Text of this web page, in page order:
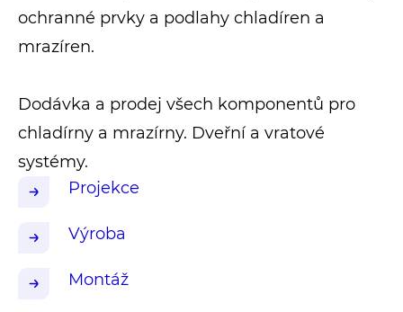
ochranné prvky a podlahy chladíren a
mrazíren.
Dodávka a prodej všech komponentů pro
chladírny a mrazírny. Dveřní a vratové
systémy.
Projekce
Výroba
Montáž